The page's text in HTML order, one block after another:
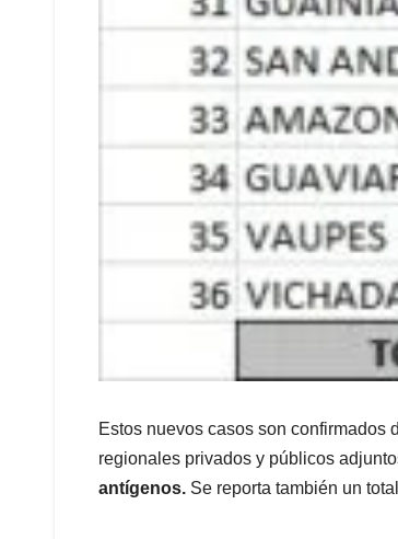
Estos nuevos casos son confirmados
regionales privados y públicos
antígenos. Se reporta también un